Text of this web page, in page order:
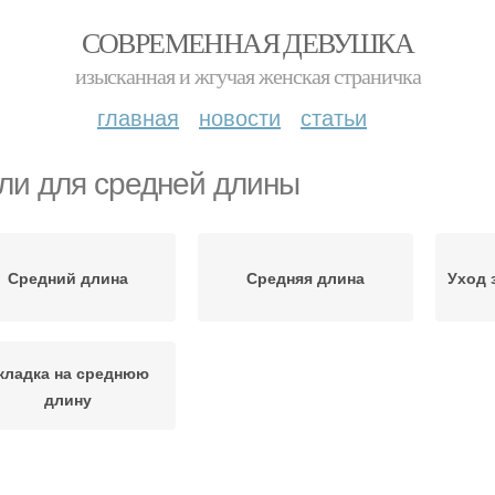
СОВРЕМЕННАЯ ДЕВУШКА
изысканная и жгучая женская страничка
главная новости статьи
для средней длины
Средний длина Средняя длина Уход
на среднюю
длину